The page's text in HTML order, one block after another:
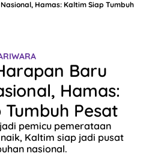
Hamas: Kaltim Siap Tumbuh
Baru
Hamas:
Pesat
pemicu pemerataan
Kaltim siap jadi pusat
nasional.